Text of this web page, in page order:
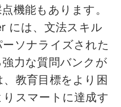
機能もあります。
には、文法スキル
ソナライズされた
力な質問バンクが
教育目標をより困
スマートに達成す